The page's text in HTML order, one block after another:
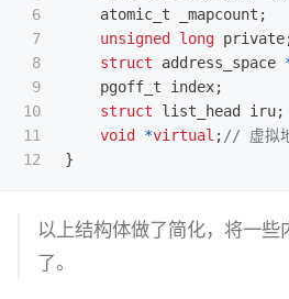
6
7
8
9
10
11
atomic_t
_mapcount ;
unsigned
long private
struct
address_space
pgoff_t
index;
struct
list_head iru;
void
*virtual ; // 虚拟
}
以上结构体做了简化，将一些
了。